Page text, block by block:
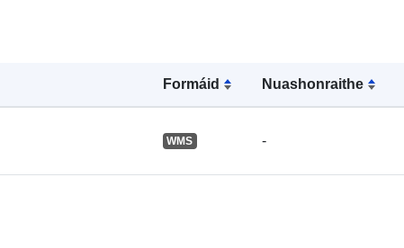
Formáid Nuashonraithe
WMS -
Spásúil: